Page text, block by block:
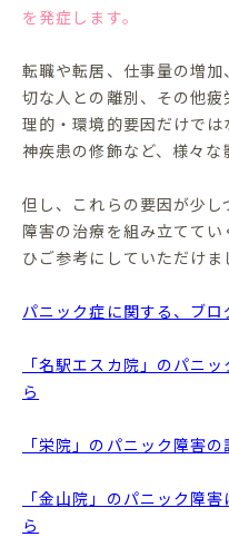
を発症します。
転職や転居、仕事量の増
切な人との離別、その他
理的・環境的要因だけで
神疾患の修飾など、様々な
但し、これらの要因が少
障害の治療を組み立てて
ひご参考にしていただけま
パニック症に関する、ブロ
「名駅エスカ院」のパニ
ら
「栄院」のパニック障害
「金山院」のパニック障
ら